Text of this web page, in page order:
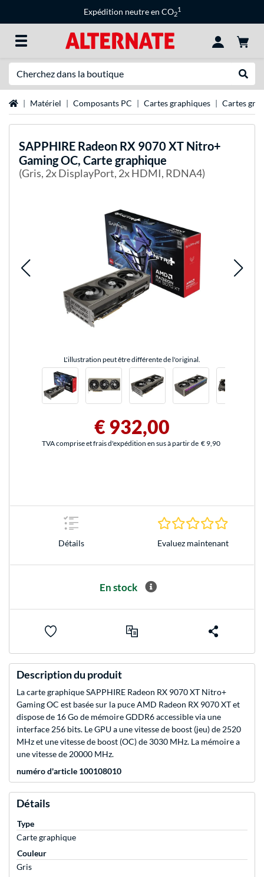
Expédition neutre en CO2
1
Page d'accueil
Matériel Composants PC Cartes graphiques Cartes
SAPPHIRE Radeon RX 9070 XT Nitro+
Gaming OC, Carte graphique
(Gris, 2x DisplayPort, 2x HDMI, RDNA4)
L'illustration peut être différente de l'original.
€ 932,00
TVA comprise et frais d'expédition en sus à partir de € 9,90
Détails Evaluez maintenant
En stock
Description du produit
La carte graphique SAPPHIRE Radeon RX 9070 XT Nitro+
Gaming OC est basée sur la puce AMD Radeon RX 9070 XT et
dispose de 16 Go de mémoire GDDR6 accessible via une
interface 256 bits. Le GPU a une vitesse de boost (jeu) de 2520
MHz et une vitesse de boost (OC) de 3030 MHz. La mémoire a
une vitesse de 20000 MHz.
numéro d'article 100108010
Détails
Type
Carte graphique
Couleur
Gris